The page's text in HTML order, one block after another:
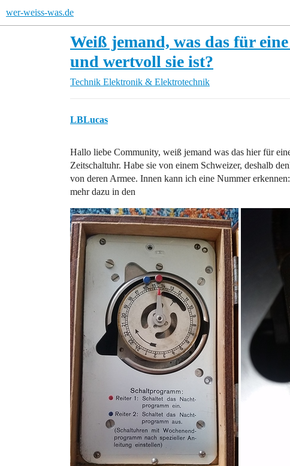
wer-weiss-was.de
Weiß jemand, was das für
und wertvoll sie ist?
Technik Elektronik & Elektrotechnik
LBLucas
Hallo liebe Community, weiß jemand was das hier für
Zeitschaltuhr. Habe sie von einem Schweizer, deshalb
von deren Armee. Innen kann ich eine Nummer
mehr dazu in den